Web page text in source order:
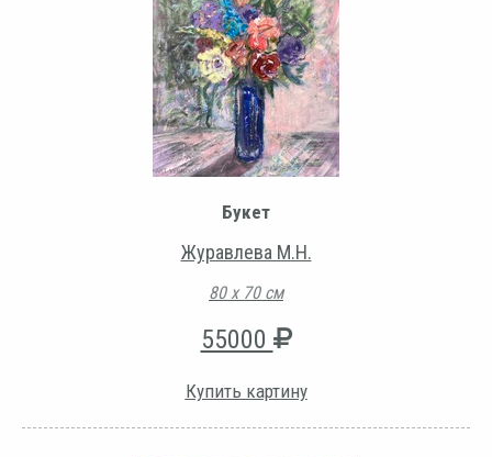
Букет
Журавлева М.Н.
80 х 70 см
55000
Купить картину